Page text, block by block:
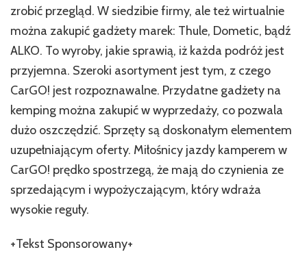
zrobić przegląd. W siedzibie firmy, ale też wirtualnie
można zakupić gadżety marek: Thule, Dometic, bądź
ALKO. To wyroby, jakie sprawią, iż każda podróż jest
przyjemna. Szeroki asortyment jest tym, z czego
CarGO! jest rozpoznawalne. Przydatne gadżety na
kemping można zakupić w wyprzedaży, co pozwala
dużo oszczędzić. Sprzęty są doskonałym elementem
uzupełniającym oferty. Miłośnicy jazdy kamperem w
CarGO! prędko spostrzegą, że mają do czynienia ze
sprzedającym i wypożyczającym, który wdraża
wysokie reguły.
+Tekst Sponsorowany+